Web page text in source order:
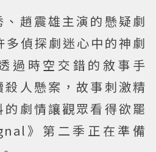
趙震雄主演的懸疑劇
多偵探劇迷心中的神劇
過時空交錯的敘事手
人懸案，故事刺激精
劇情讓觀眾看得欲罷
》第二季正在準備